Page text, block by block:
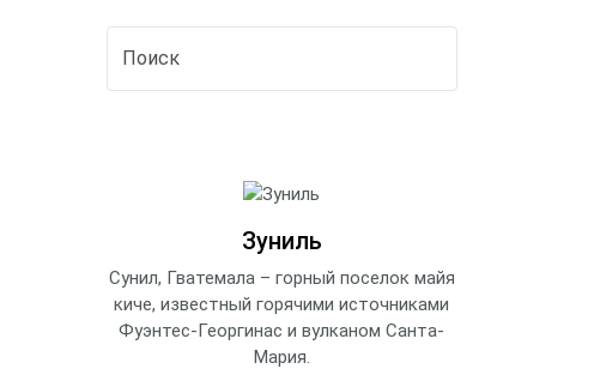
Зуниль
Сунил, Гватемала – горный поселок майя
киче, известный горячими источниками
Фуэнтес-Георгинас и вулканом Санта-
Мария.